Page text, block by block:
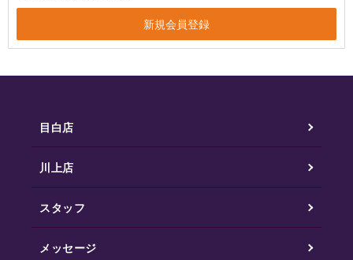
目白店
川上店
スタッフ
メッセージ